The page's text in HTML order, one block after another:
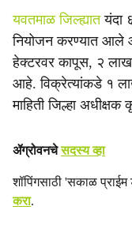
यवतमाळ जिल्ह्यातयंदा
नियोजन करण्यात आले
हेक्टरवर कापूस, २ लाख
आहे. विक्रेत्यांकडे १
माहिती जिल्हा
ॲग्रोवनचेसदस्य व्हा
शॉपिंगसाठी 'सकाळ
करा.